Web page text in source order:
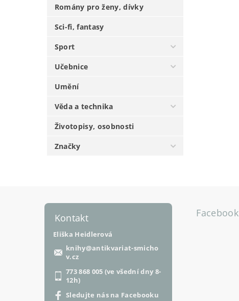
Romány pro ženy, dívky
Sci-fi, fantasy
Sport
Učebnice
Umění
Věda a technika
Životopisy, osobnosti
Značky
Kontakt
Eliška Heidlerová
knihy@antikvariat-smicho
v.cz
773 868 005 (ve všední dny 8-
12h)
Sledujte nás na Facebooku
Facebook